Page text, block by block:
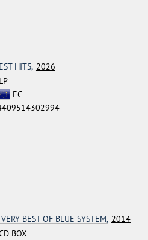
HITS, 2026
ЕС
BEST OF BLUE SYSTEM, 2014
BOX